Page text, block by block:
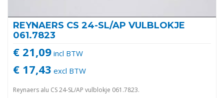
REYNAERS CS 24-SL/AP VULBLOKJE
061.7823
€ 21,09 incl BTW
€ 17,43 excl BTW
Reynaers alu CS 24-SL/AP vulblokje 061.7823.